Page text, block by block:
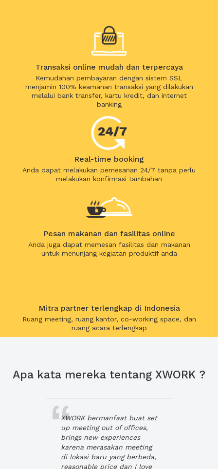
Transaksi online mudah dan terpercaya
Kemudahan pembayaran dengan sistem SSL
menjamin 100% keamanan transaksi yang dilakukan
melalui bank transfer, kartu kredit, dan internet
banking
Real-time booking
Anda dapat melakukan pemesanan 24/7 tanpa perlu
melakukan konfirmasi tambahan
Pesan makanan dan fasilitas online
Anda juga dapat memesan fasilitas dan makanan
untuk menunjang kegiatan produktif anda
Mitra partner terlengkap di Indonesia
Ruang meeting, ruang kantor, co-working space, dan
ruang acara terlengkap
Apa kata mereka tentang XWORK ?
XWORK bermanfaat buat set
up meeting out of offices,
brings new experiences
karena merasakan meeting
di lokasi baru yang berbeda,
reasonable price dan I love